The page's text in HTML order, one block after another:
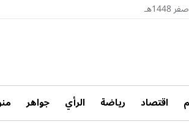
اقتصاد رياضة الرأي جواهر